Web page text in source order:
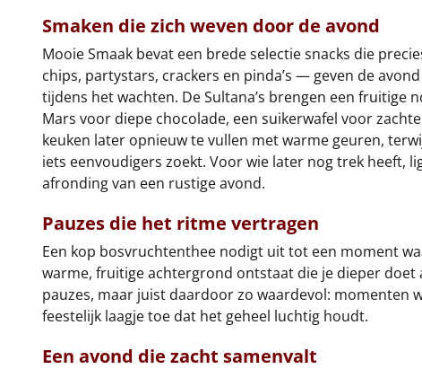
Smaken die zich weven door de avond
Mooie Smaak bevat een brede selectie snacks die
chips, partystars, crackers en pinda’s — geven de
tijdens het wachten. De Sultana’s brengen een fruitige
Mars voor diepe chocolade, een suikerwafel voor
keuken later opnieuw te vullen met warme geuren,
iets eenvoudigers zoekt. Voor wie later nog trek heeft,
afronding van een rustige avond.
Pauzes die het ritme vertragen
Een kop bosvruchtenthee nodigt uit tot een moment
warme, fruitige achtergrond ontstaat die je dieper doet
pauzes, maar juist daardoor zo waardevol: momenten
feestelijk laagje toe dat het geheel luchtig houdt.
Een avond die zacht samenvalt